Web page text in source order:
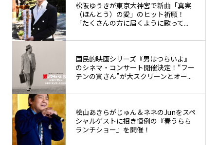
松阪ゆうきが東京大神宮で新曲「真実
（ほんとう）の愛」のヒット祈願！
「たくさんの方に届くように歌って...
国民的映画シリーズ『男はつらいよ』
のシネマ・コンサート開催決定！“フー
テンの寅さん”が大スクリーンとオー...
桧山あきらがじゅん＆ネネのJunをスペ
シャルゲストに招き恒例の『春うらら
ランチショー』を開催！